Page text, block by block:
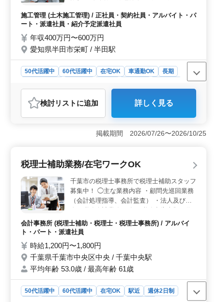
ます。平均年齢の中高年層活躍中で、禁煙環境での安定
した職場です。 50代、60代の経験者歓迎です。
施工管理 (土木施工管理) / 正社員・契約社員・アルバイト・パ
ート・派遣社員・紹介予定派遣社員
年収400万円〜600万円
愛知県半田市栄町 / 半田駅
50代活躍中 60代活躍中 在宅OK 車通勤OK
長期
アルバイト・パート
おすすめポイント
＜給与・福利厚生＞ 年収400～600万円で、全額支給の
通勤手当があります。健康保険・厚生年金・雇用保険・
労災保険が提供されるため、安心して働けます。 ＜
す。経験者、特に土木施工管理技士（1級／2級）などの
有資格者が歓迎されます。 ＜勤務条件＞ 週5日勤務
で、土日祝が休日です。平日は8:00〜17:00のうち8時間
勤務で、休憩1時間です。残業は1日平均1時間程度で、工
期によっては土曜出勤があります。
検討リスト に追加 詳しく見る
掲載期間 2026/07/26〜2026/10/25
税理士補助業務/在宅ワークOK
千葉市の税理士事務所で税理士補助スタッフ
募集中！ ◯主な業務内容 ・顧問先巡回業務
（会計処理指導、会計監査） ・法人及び個
成及び税務相談業務 ・会社設立、事業承継
等のサポート ・相続対策～相続税申告業務
生会計、マネーフォワード主に会計を使用し
ます。 現在50歳以上も活躍している企業で
す。 ぜひ今までの経験を活かして頂ける方
のご応募お待ちしております。 ＊駅チカ ＊
昇給制度あり ＊50歳以上活躍中 ＊在宅ワー
クOK ＊ブランクOK
会計事務所 (税理士補助・税理士・税理士事務所) / アルバイ
ト・パート・派遣社員
時給1,200円〜1,800円
千葉県千葉市中央区中央 / 千葉中央駅
平均年齢 53.0歳 / 最高年齢 61歳
50代活躍中 60代活躍中 在宅OK 駅近
週休2日制